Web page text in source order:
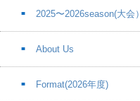
2025〜2026season(大会）
About Us
Format(2026年度)